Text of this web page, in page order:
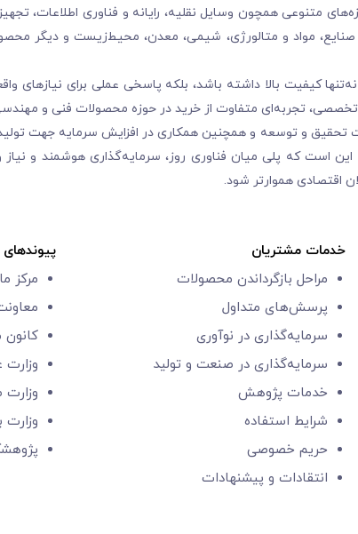
متنوعی همچون وسایل نقلیه، رایانه و فناوری اطلاعات،
مواد و متالورژی، شیمی، معدن، محیط‌زیست و دیگر
کیفیت بالا داشته باشد، بلکه پاسخی عملی برای نیازهای
تجربه‌ای متفاوت از خرید در حوزه محصولات فنی و
تحقیق و توسعه و همچنین همکاری در افزایش سرمایه جهت
است که پلی میان فناوری روز، سرمایه‌گذاری هوشمند و نیاز
اقتصادی هموارتر شود.
خدمات مشتریان
مراحل بازگرداندن محصولات
پرسش‌های متداول
سرمایه‌گذاری در نوآوری
سرمایه‌گذاری در صنعت و تولید
خدمات پژوهش
شرایط استفاده
حریم خصوصی
انتقادات و پیشنهادات
مرکز
کانون
وزارت